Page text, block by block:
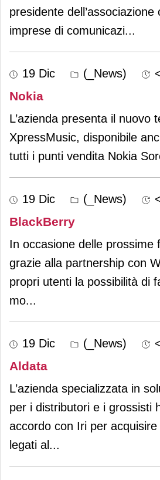
presidente
imprese di comunicazi...
19 Dic (_News)
Nokia
L’azienda presenta il nuovo
XpressMusic, disponibile
tutti i punti vendita Nokia
19 Dic (_News)
BlackBerry
In occasione delle prossime
grazie alla partnership con
propri utenti la possibilità di
mo...
19 Dic (_News)
Aldata
L’azienda specializzata in
per i distributori e i grossisti
accordo con Iri per
legati al ...